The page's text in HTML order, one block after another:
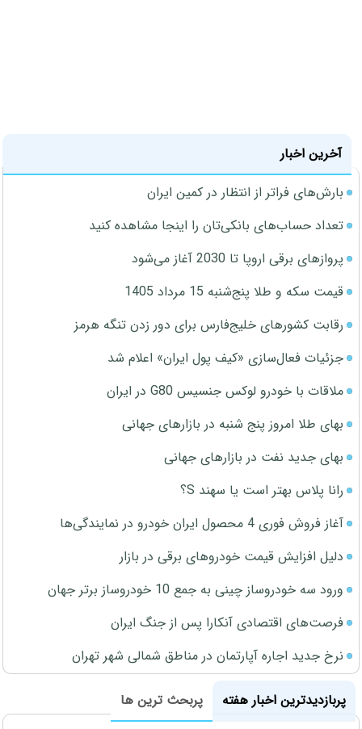
آخرین اخبار
بارش‌های فراتر از انتظار در کمین ایران
تعداد حساب‌های بانکی‌تان را اینجا مشاهده کنید
پروازهای برقی اروپا تا 2030 آغاز می‌شود
قیمت سکه و طلا پنج‌شنبه 15 مرداد 1405
رقابت کشورهای خلیج‌فارس برای دور زدن تنگه هرمز
جزئیات فعال‌سازی «کیف پول ایران» اعلام شد
ملاقات با خودرو لوکس جنسیس G80 در ایران
بهای طلا امروز پنج شنبه در بازارهای جهانی
بهای جدید نفت در بازارهای جهانی
رانا پلاس بهتر است یا سهند S؟
آغاز فروش فوری 4 محصول ایران خودرو در نمایندگی‌ها
دلیل افزایش قیمت خودروهای برقی در بازار
ورود سه خودروساز چینی به جمع 10 خودروساز برتر جهان
فرصت‌های اقتصادی آنکارا پس از جنگ ایران
نرخ جدید اجاره آپارتمان در مناطق شمالی شهر تهران
پربازدیدترین اخبار هفته
پربحث ترین ها